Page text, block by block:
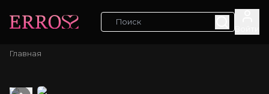
Главная